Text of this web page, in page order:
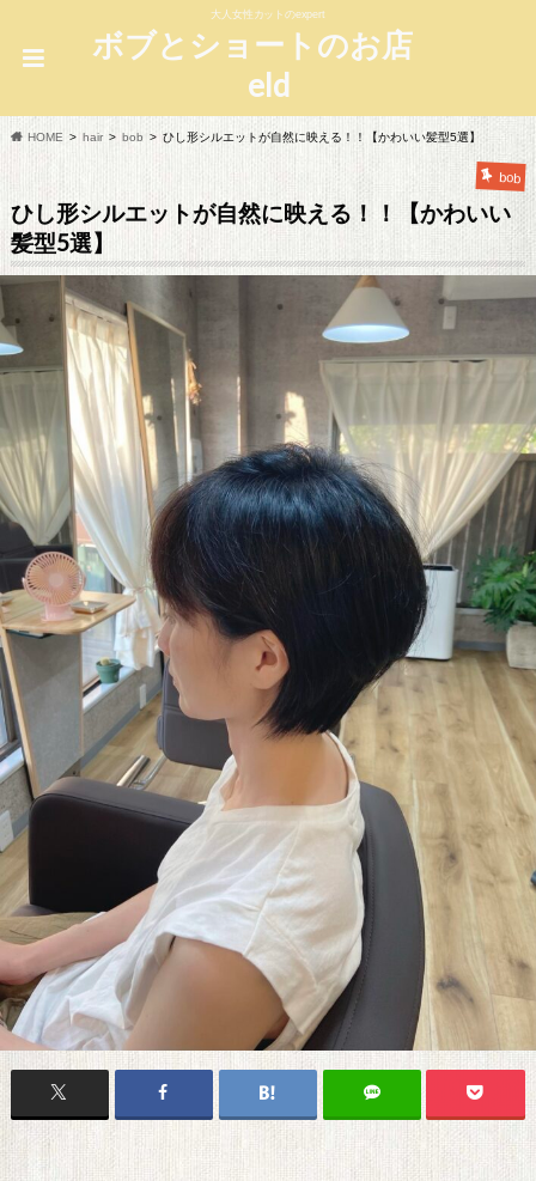
大人女性カットのexpert
ボブとショートのお店
eld
HOME hair bob ひし形シルエットが自然に映える！！【かわいい髪型5選】
bob
ひし形シルエットが自然に映える！！【かわいい
髪型5選】